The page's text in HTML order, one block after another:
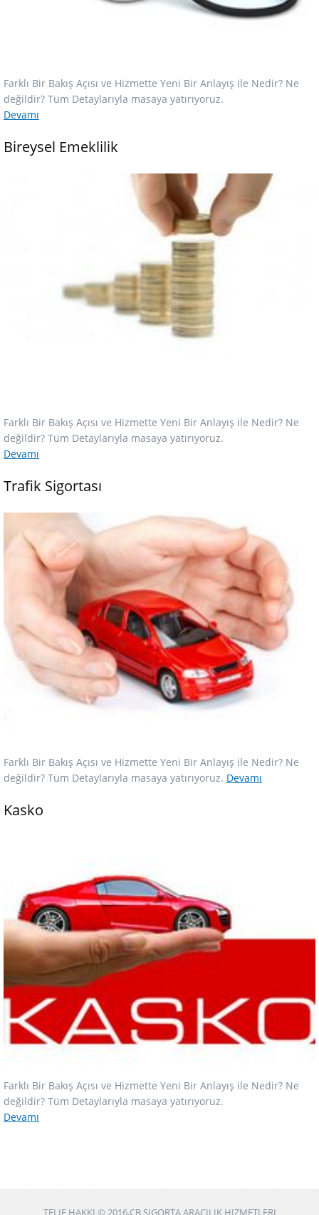
Farklı Bir Bakış Açısı ve Hizmette Yeni Bir Anlayış ile Nedir? Ne
değildir? Tüm Detaylarıyla masaya yatırıyoruz.
Devamı
Bireysel Emeklilik
Farklı Bir Bakış Açısı ve Hizmette Yeni Bir Anlayış ile Nedir? Ne
değildir? Tüm Detaylarıyla masaya yatırıyoruz.
Devamı
Trafik Sigortası
Farklı Bir Bakış Açısı ve Hizmette Yeni Bir Anlayış ile Nedir? Ne
değildir? Tüm Detaylarıyla masaya yatırıyoruz. Devamı
Kasko
Farklı Bir Bakış Açısı ve Hizmette Yeni Bir Anlayış ile Nedir? Ne
değildir? Tüm Detaylarıyla masaya yatırıyoruz.
Devamı
TELIF HAKKI © 2016,CB SIGORTA ARACILIK HIZMETLERI